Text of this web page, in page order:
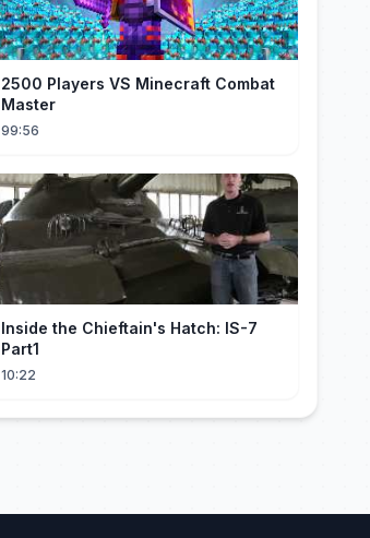
2500 Players VS Minecraft Combat
Master
99:56
Inside the Chieftain's Hatch: IS-7
Part1
10:22